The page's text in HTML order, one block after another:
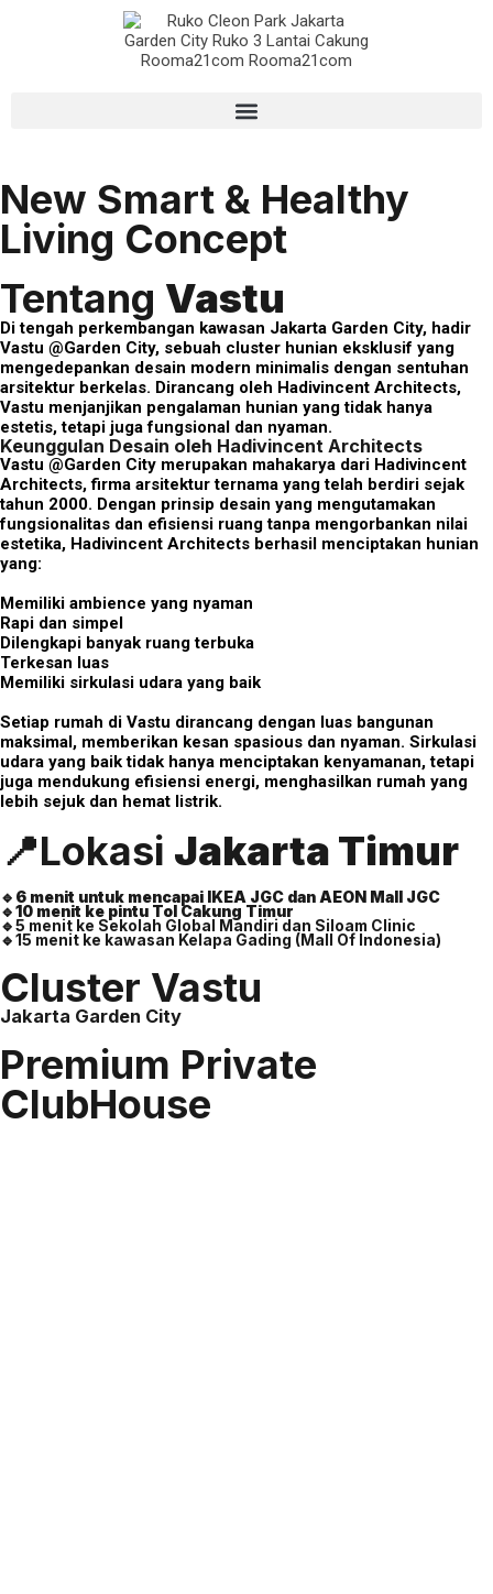
Cluster Vastu
@Jakarta Garden City
Harmoni Desain Modern dan Kenyamanan
Hadivincent Architects
New Smart & Healthy
Living Concept
Tentang Vastu
Di tengah perkembangan kawasan Jakarta Garden City, hadir
Vastu @Garden City, sebuah cluster hunian eksklusif yang
mengedepankan desain modern minimalis dengan sentuhan
arsitektur berkelas. Dirancang oleh Hadivincent Architects,
Vastu menjanjikan pengalaman hunian yang tidak hanya
estetis, tetapi juga fungsional dan nyaman.
Keunggulan Desain oleh Hadivincent Architects
Vastu @Garden City merupakan mahakarya dari Hadivincent
Architects, firma arsitektur ternama yang telah berdiri sejak
tahun 2000. Dengan prinsip desain yang mengutamakan
fungsionalitas dan efisiensi ruang tanpa mengorbankan nilai
estetika, Hadivincent Architects berhasil menciptakan hunian
yang:
Memiliki ambience yang nyaman
Rapi dan simpel
Dilengkapi banyak ruang terbuka
Terkesan luas
Memiliki sirkulasi udara yang baik
Setiap rumah di Vastu dirancang dengan luas bangunan
maksimal, memberikan kesan spasious dan nyaman. Sirkulasi
udara yang baik tidak hanya menciptakan kenyamanan, tetapi
juga mendukung efisiensi energi, menghasilkan rumah yang
lebih sejuk dan hemat listrik.
📍Lokasi Jakarta Timur
🔹6 menit untuk mencapai IKEA JGC dan AEON Mall JGC
🔹10 menit ke pintu Tol Cakung Timur
🔹5 menit ke Sekolah Global Mandiri dan Siloam Clinic
🔹15 menit ke kawasan Kelapa Gading (Mall Of Indonesia)
Cluster Vastu
Jakarta Garden City
Premium Private
ClubHouse